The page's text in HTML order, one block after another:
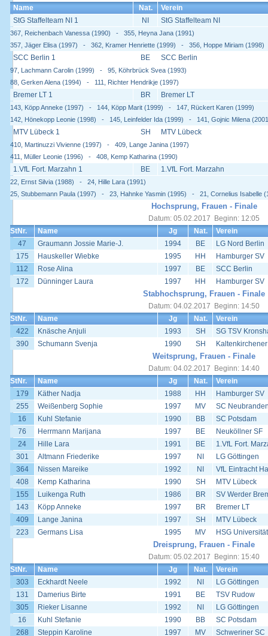
Name
Nat.
Verein
StG Staffelteam NI 1
NI StG Staffelteam NI
367, Reichenbach Vanessa (1990) - 355, Heyna Jana (1991)
357, Jäger Elisa (1997) - 362, Kramer Henriette (1999) - 356, Hoppe Miriam (1998)
SCC Berlin 1 BE SCC Berlin
97, Lachmann Carolin (1999) - 95, Köhrbrück Svea (1993)
88, Gerken Alena (1994) - 111, Richter Hendrikje (1997)
Bremer LT 1 BR Bremer LT
143, Köpp Anneke (1997) - 144, Köpp Marit (1999) - 147, Rückert Karen (1999)
142, Hönekopp Leonie (1998) - 145, Leinfelder Ida (1999) - 141, Gojnic Milena
MTV Lübeck 1 SH MTV Lübeck
410, Martinuzzi Vivienne (1997) - 409, Lange Janina (1997)
411, Müller Leonie (1996) - 408, Kemp Katharina (1990)
1.VfL Fort. Marzahn 1 BE 1.VfL Fort. Marzahn
22, Ernst Silvia (1988) - 24, Hille Lara (1991)
25, Stubbemann Paula (1997) - 23, Hahnke Yasmin (1995) - 21, Cornelius Isabelle
Hochsprung, Frauen - Finale
Datum: 05.02.2017 Beginn: 12:05
StNr.
Name Jg Nat.
Verein
47
Graumann Jossie Marie-J. 1994 BE
LG Nord Berlin
175
Hauskeller Wiebke 1995 HH
Hamburger SV
112
Rose Alina 1997 BE
SCC Berlin
172
Dünninger Laura 1997 HH Hamburger SV
Stabhochsprung, Frauen - Finale
Datum: 04.02.2017 Beginn: 14:50
StNr.
Name Jg Nat.
Verein
422
Knäsche Anjuli 1993 SH
SG TSV
390
Schumann Svenja 1990 SH
Weitsprung, Frauen - Finale
Datum: 04.02.2017 Beginn: 14:40
StNr.
Name Jg Nat.
Verein
179
Käther Nadja 1988 HH
Hamburger SV
255
Weißenberg Sophie 1997 MV
SC
16
Kuhl Stefanie 1990 BB
SC Potsdam
76
Herrmann Marijana 1997 BE
Neuköllner SF
24
Hille Lara 1991 BE
1.VfL Fort.
301
Altmann Friederike 1997 NI
LG Göttingen
364
Nissen Mareike 1992 NI
VfL Eintracht
408
Kemp Katharina 1990 SH
MTV Lübeck
155
Luikenga Ruth 1986 BR
SV Werder
143
Köpp Anneke 1997 BR
Bremer LT
409
Lange Janina 1997 SH
MTV Lübeck
223
Germans Lisa 1995 MV HSG
Dreisprung, Frauen - Finale
Datum: 05.02.2017 Beginn: 15:40
StNr.
Name Jg Nat.
Verein
303
Eckhardt Neele 1992 NI
LG Göttingen
131
Damerius Birte 1991 BE
TSV Rudow
305
Rieker Lisanne 1992 NI
LG Göttingen
16
Kuhl Stefanie 1990 BB
SC Potsdam
268
Steppin Karoline 1997 MV Schweriner SC